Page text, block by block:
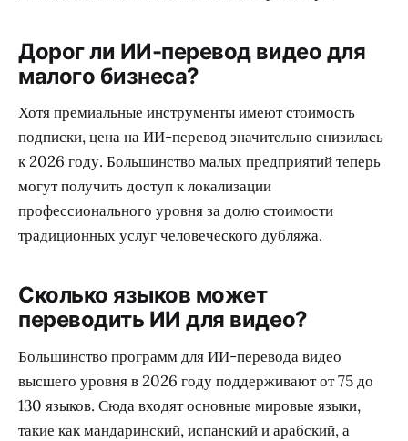
Дорог ли ИИ-перевод видео для
малого бизнеса?
Хотя премиальные инструменты имеют стоимость
подписки, цена на ИИ-перевод значительно снизилась
к 2026 году. Большинство малых предприятий теперь
могут получить доступ к локализации
профессионального уровня за долю стоимости
традиционных услуг человеческого дубляжа.
Сколько языков может
переводить ИИ для видео?
Большинство программ для ИИ-перевода видео
высшего уровня в 2026 году поддерживают от 75 до
130 языков. Сюда входят основные мировые языки,
такие как мандаринский, испанский и арабский, а